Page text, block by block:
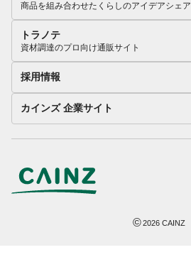
商品を組み合わせたくらしのアイデアシェア
トラノテ
資材調達のプロ向け通販サイト
採用情報
カインズ 企業サイト
©2026 CAINZ